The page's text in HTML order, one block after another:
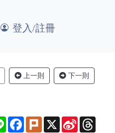
登入/註冊
上一則 下一則
Line Facebook
Plurk X
Sina
Weibo